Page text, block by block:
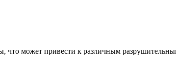
может привести к различным